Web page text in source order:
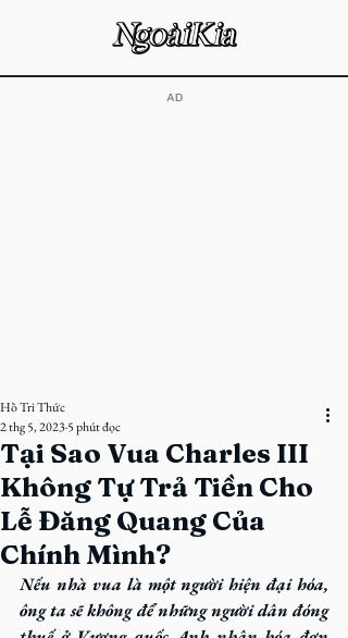
​AD
Tại Sao Vua Charles III
Không Tự Trả Tiền Cho
Lễ Đăng Quang Của
Chính Mình?
Hồ Tri Thức
2 thg 5, 20235 phút đọc
Nếu nhà vua là một người hiện đại hóa,
ông ta sẽ không để những người dân đóng